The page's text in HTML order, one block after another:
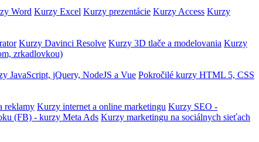
Word Kurzy Excel Kurzy prezentácie Kurzy Access Kurzy
Kurzy Davinci Resolve Kurzy 3D tlače a modelovania Kurzy
zrkadlovkou)
JavaScript, jQuery, NodeJS a Vue Pokročilé kurzy HTML 5, CSS
reklamy Kurzy internet a online marketingu Kurzy SEO -
(FB) - kurzy Meta Ads Kurzy marketingu na sociálnych sieťach